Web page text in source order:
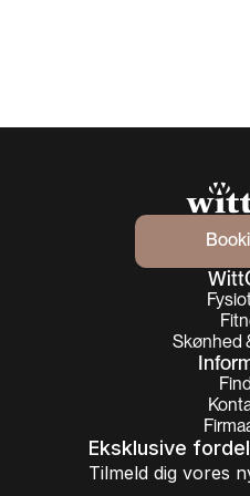
Skønhed
Eksklusive
Tilmeld dig vores